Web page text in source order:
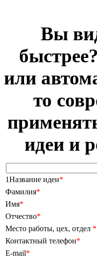
Вы
или
то
идеи и
1Название идеи*
Фамилия*
Имя*
Отчество*
Место работы, цех, отдел *
Контактный телефон*
E-mail*